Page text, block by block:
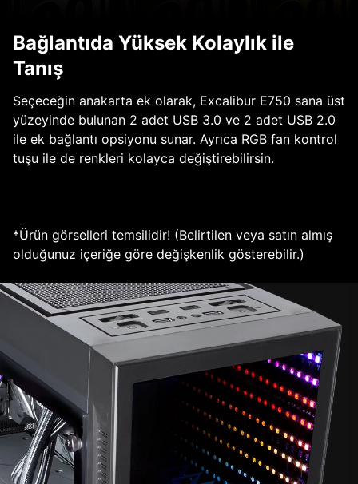
Bağlantıda Yüksek Kolaylık ile
Tanış
Seçeceğin anakarta ek olarak, Excalibur E750 sana üst
yüzeyinde bulunan 2 adet USB 3.0 ve 2 adet USB 2.0
ile ek bağlantı opsiyonu sunar. Ayrıca RGB fan kontrol
tuşu ile de renkleri kolayca değiştirebilirsin.
*Ürün görselleri temsilidir! (Belirtilen veya satın almış
olduğunuz içeriğe göre değişkenlik gösterebilir.)